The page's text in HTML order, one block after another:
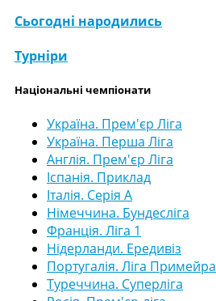
Сьогодні народились
Турніри
Національні чемпіонати
Україна. Прем'єр Ліга
Україна. Перша Ліга
Англія. Прем'єр Ліга
Іспанія. Приклад
Італія. Серія А
Німеччина. Бундесліга
Франція. Ліга 1
Нідерланди. Ередивіз
Португалія. Ліга Примейра
Туреччина. Суперліга